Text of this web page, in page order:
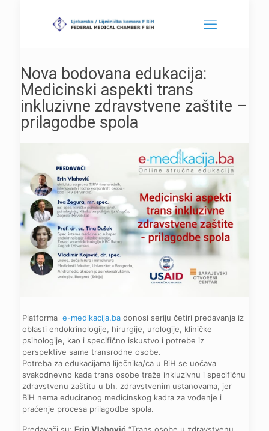
Nova bodovana edukacija:
Medicinski aspekti trans
inkluzivne zdravstvene zaštite –
prilagodbe spola
Platformae-medikacija.ba donosi seriju četiri predavanja iz
oblasti endokrinologije, hirurgije, urologije, kliničke
psihologije, kao i specifično iskustvo i potrebe iz
perspektive same transrodne osobe.
Potreba za edukacijama liječnika/ca u BiH se uočava
svakodnevno kada trans osobe traže inkluzivnu i specifičnu
zdravstvenu zaštitu u bh. zdravstvenim ustanovama, jer
BiH nema educiranog medicinskog kadra za vođenje i
praćenje procesa prilagodbe spola.